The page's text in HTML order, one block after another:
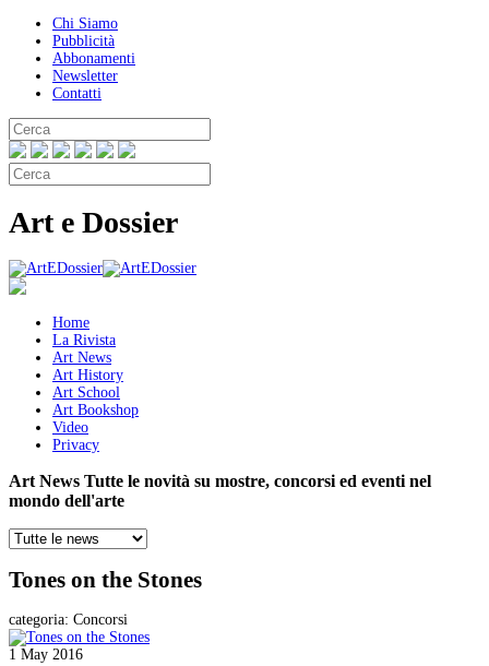
Chi Siamo
Pubblicità
Abbonamenti
Newsletter
Contatti
Art e Dossier
Home
La Rivista
Art News
Art History
Art School
Art Bookshop
Video
Privacy
Art News Tutte le novità su mostre, concorsi ed eventi nel
mondo dell'arte
Tones on the Stones
categoria: Concorsi
1 May 2016